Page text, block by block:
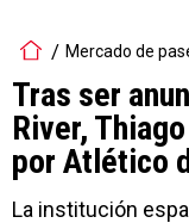
Mercado de
Tras ser
River,
por Atlético
La institución